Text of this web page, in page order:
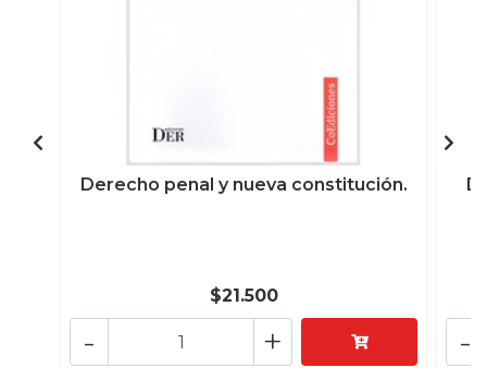
Derecho penal y nueva constitución.
$21.500
+
- -